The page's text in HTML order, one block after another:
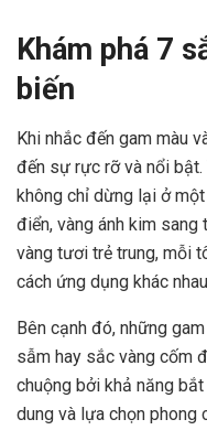
Khám phá 7
biến
Khi nhắc đến gam màu
đến sự rực rỡ và nổi bật.
không chỉ dừng lại ở
điển, vàng ánh kim
vàng tươi trẻ trung, mỗi
cách ứng dụng khác
Bên cạnh đó, những
sẫm hay sắc vàng cốm
chuộng bởi khả năng
dung và lựa chọn phong